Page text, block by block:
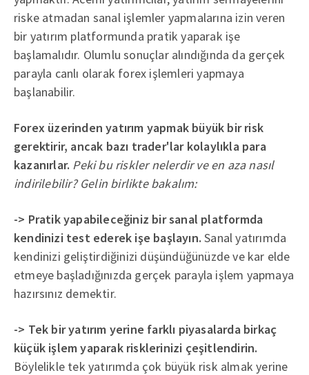
riske atmadan sanal işlemler yapmalarına izin veren
bir yatırım platformunda pratik yaparak işe
başlamalıdır. Olumlu sonuçlar alındığında da gerçek
parayla canlı olarak forex işlemleri yapmaya
başlanabilir.
Forex üzerinden yatırım yapmak büyük bir risk
gerektirir, ancak bazı trader'lar kolaylıkla para
kazanırlar. Peki bu riskler nelerdir ve en aza nasıl
indirilebilir? Gelin birlikte bakalım:
-> Pratik yapabileceğiniz bir sanal platformda
kendinizi test ederek işe başlayın.Sanal yatırımda
kendinizi geliştirdiğinizi düşündüğünüzde ve kar elde
etmeye başladığınızda gerçek parayla işlem yapmaya
hazırsınız demektir.
-> Tek bir yatırım yerine farklı piyasalarda birkaç
küçük işlem yaparak risklerinizi çeşitlendirin.
Böylelikle tek yatırımda çok büyük risk almak yerine